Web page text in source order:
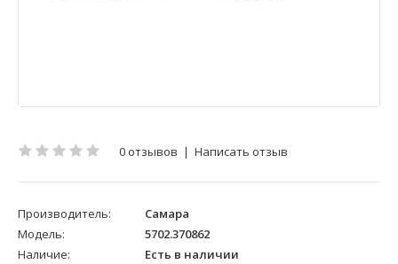
0 отзывов | Написать отзыв
Производитель:
Самара
Модель:
5702.370862
Наличие:
Есть в наличии